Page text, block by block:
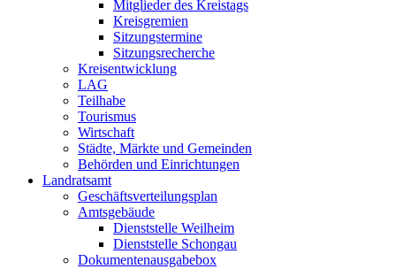
Mitglieder des Kreistags
Kreisgremien
Sitzungstermine
Sitzungsrecherche
Kreisentwicklung
LAG
Teilhabe
Tourismus
Wirtschaft
Städte, Märkte und Gemeinden
Behörden und Einrichtungen
Landratsamt
Geschäftsverteilungsplan
Amtsgebäude
Dienststelle Weilheim
Dienststelle Schongau
Dokumentenausgabebox